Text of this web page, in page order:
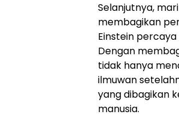
Selanjutnya,
membagikan
Einstein
Dengan
tidak hanya
ilmuwan
yang dibagikan
manusia.